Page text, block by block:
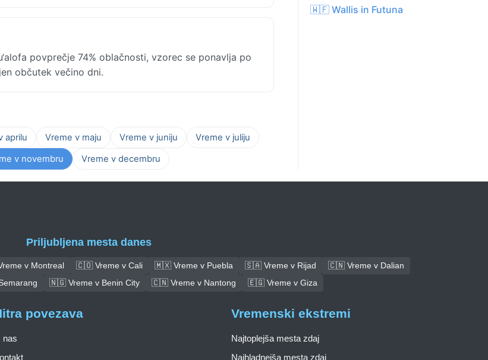
povprečje 74% oblačnosti, vzorec se ponavlja po
občutek večino dni.
aprilu Vreme v maju Vreme v juniju
Vreme v juliju
v novembru Vreme v decembru
🇼🇫 Wallis in Futuna
Priljubljena mesta danes
v Montreal 🇨🇴 Vreme v Cali 🇲🇽 Vreme v Puebla 🇸🇦 Vreme v Rijad
🇨🇳 Vreme v Dalian
🇳🇬 Vreme v Benin City 🇨🇳 Vreme v Nantong 🇪🇬 Vreme v Giza
povezava
nas
Vremenski ekstremi
Najtoplejša mesta zdaj
Najhladnejša mesta zdaj